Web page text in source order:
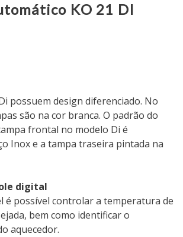
KO 21 DI
possuem design diferenciado. No
são na cor branca. O padrão do
frontal no modelo Di é
Inox e a tampa traseira pintada na
digital
é possível controlar a temperatura de
bem como identificar o
aquecedor.